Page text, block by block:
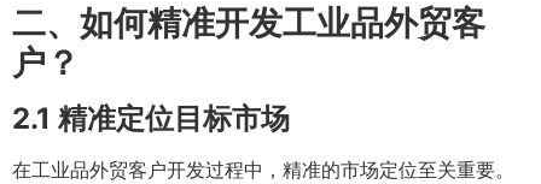
二、如何精准开发工业品外贸客
户？
2.1 精准定位目标市场
在工业品外贸客户开发过程中，精准的市场定位至关重要。